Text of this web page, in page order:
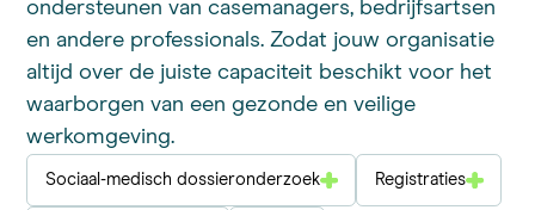
ondersteunen van casemanagers, bedrijfsartsen
en andere professionals. Zodat jouw organisatie
altijd over de juiste capaciteit beschikt voor het
waarborgen van een gezonde en veilige
werkomgeving.
Sociaal-medisch dossieronderzoek Registraties